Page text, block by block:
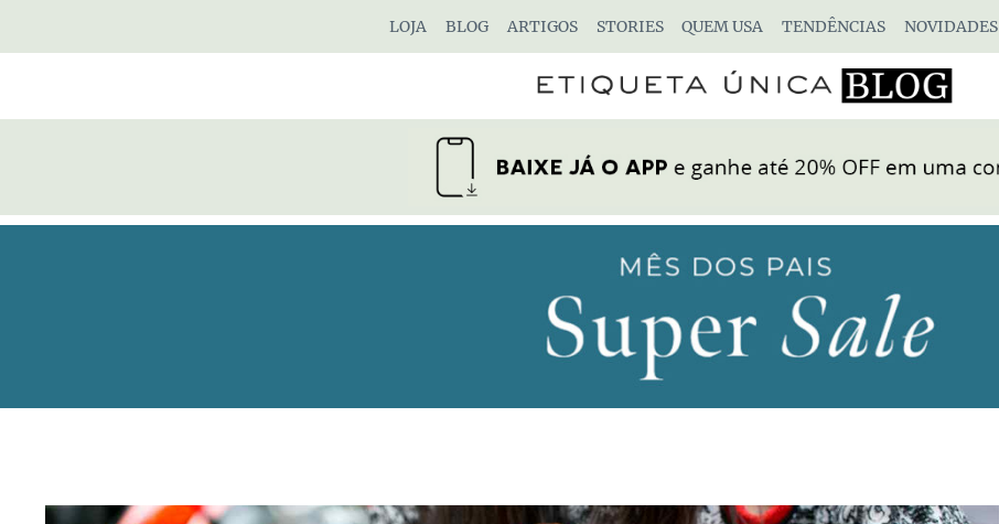
LOJA BLOG ARTIGOS STORIES QUEM USA TENDÊNCIAS NOVIDADES